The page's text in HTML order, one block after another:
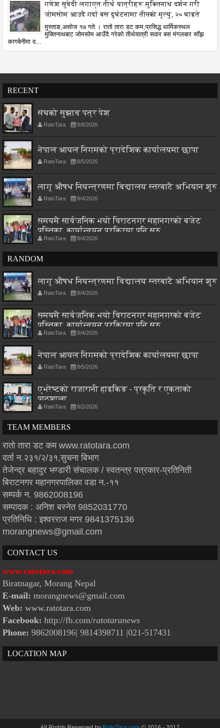
गणेश सुवेदी लगाएत तीर्थ यात्रीहरू मुक्तिनाथ दर्शन गरी
जोमसोम आउदै गर्दा बस दुर्घटनामा तीनको मृत्यु, २० घाइते
मुस्ताङ,असोज १७ गते । रातो तारा डट कम,प्रसिद्ध धार्मिकस्थल
मुक्तिनाथबाट जोमसोम आउँदै गरेको तीर्थयात्री सवार बस मंगलबार साँझ
कागबेनीमा द...
RECENT
संघको सुझाव पत्र पेश
RatoTara 8/8/2026
नेपाल आयल निगमको प्रादेशिक कार्यालयमा छापा
RatoTara 8/5/2026
लागू औषध नियन्त्रणमा विद्यालय स्तरबाटै अभियान शुरु
RatoTara 8/4/2026
समयमै सार्वजनिक भयो विराटनगर महानगरको बजेट
पुस्तिका, कार्यान्वयन प्रक्रिया पनि सुरु
RatoTara 8/4/2026
RANDOM
लागू औषध नियन्त्रणमा विद्यालय स्तरबाटै अभियान शुरु
RatoTara 8/4/2026
समयमै सार्वजनिक भयो विराटनगर महानगरको बजेट
पुस्तिका, कार्यान्वयन प्रक्रिया पनि सुरु
RatoTara 8/4/2026
नेपाल आयल निगमको प्रादेशिक कार्यालयमा छापा
RatoTara 8/5/2026
एभरेष्टको राजारानी हाइकिङ - प्रकृति र एकताको
पाठशाला
RatoTara 8/2/2026
TEAM MEMBERS
रातो तारा डट कम www.ratotara.com
दर्ता न.२३१/२/३१,सुचना बिभाग
तेजेन्द्र बहादुर भण्डारी संचालक / स्वतन्त्र पत्रकार-प्रतिनिती
बिराटनगर महानगरपालिका वडा न.-११
सम्पर्क न. 9862008196
सम्पादक : अनिश बस्नेत 9852031770
प्रतिनिधि : इश्वरराज मगर 9841375136
morangnews@gmail.com
CONTACT US
www.ratotara.com
Biratnagar, Morang Nepal
E-mail: morangnews@gmail.com
Web: www.ratotara.com
Facebook: http://fb.com/ratotaranews
Phone: 9862008196| 9814398711 |021-517431
LOCATION MAP